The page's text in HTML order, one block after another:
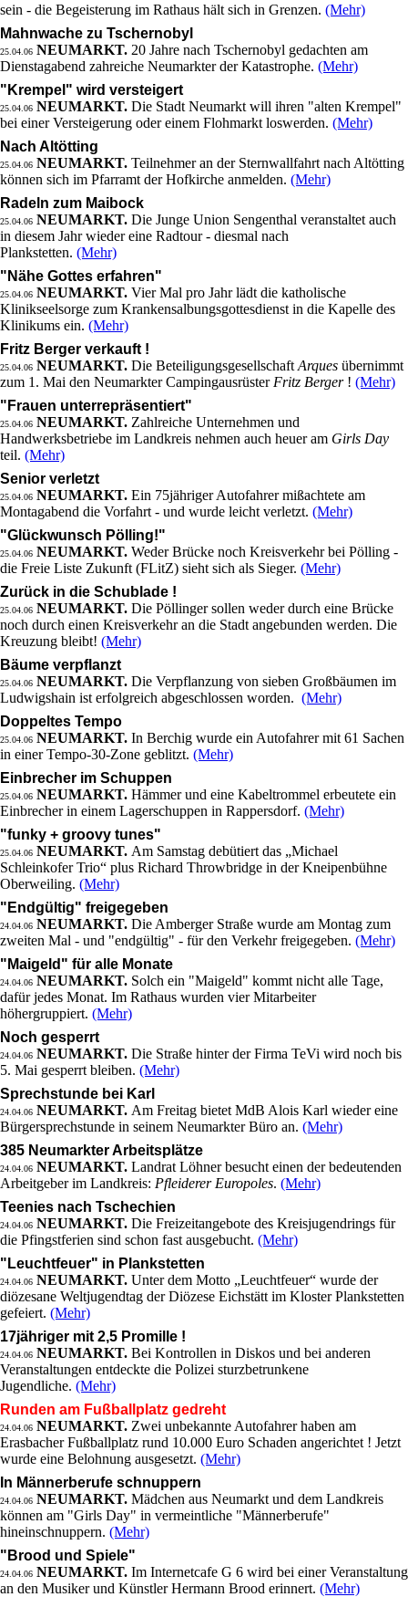
sein - die Begeisterung im Rathaus hält sich in Grenzen. (Mehr)
Mahnwache zu Tschernobyl
25.04.06 NEUMARKT. 20 Jahre nach Tschernobyl gedachten am
Dienstagabend zahreiche Neumarkter der Katastrophe. (Mehr)
"Krempel" wird versteigert
25.04.06 NEUMARKT. Die Stadt Neumarkt will ihren "alten Krempel"
bei einer Versteigerung oder einem Flohmarkt loswerden. (Mehr)
Nach Altötting
25.04.06 NEUMARKT. Teilnehmer an der Sternwallfahrt nach Altötting
können sich im Pfarramt der Hofkirche anmelden. (Mehr)
Radeln zum Maibock
25.04.06 NEUMARKT. Die Junge Union Sengenthal veranstaltet auch
in diesem Jahr wieder eine Radtour - diesmal nach
Plankstetten. (Mehr)
"Nähe Gottes erfahren"
25.04.06 NEUMARKT. Vier Mal pro Jahr lädt die katholische
Klinikseelsorge zum Krankensalbungsgottesdienst in die Kapelle des
Klinikums ein. (Mehr)
Fritz Berger verkauft !
25.04.06 NEUMARKT. Die Beteiligungsgesellschaft Arques übernimmt
zum 1. Mai den Neumarkter Campingausrüster Fritz Berger! (Mehr)
"Frauen unterrepräsentiert"
25.04.06 NEUMARKT. Zahlreiche Unternehmen und
Handwerksbetriebe im Landkreis nehmen auch heuer am Girls Day
teil. (Mehr)
Senior verletzt
25.04.06 NEUMARKT. Ein 75jähriger Autofahrer mißachtete am
Montagabend die Vorfahrt - und wurde leicht verletzt. (Mehr)
"Glückwunsch Pölling!"
25.04.06 NEUMARKT. Weder Brücke noch Kreisverkehr bei Pölling -
die Freie Liste Zukunft (FLitZ) sieht sich als Sieger. (Mehr)
Zurück in die Schublade !
25.04.06 NEUMARKT. Die Pöllinger sollen weder durch eine Brücke
noch durch einen Kreisverkehr an die Stadt angebunden werden. Die
Kreuzung bleibt! (Mehr)
Bäume verpflanzt
25.04.06 NEUMARKT. Die Verpflanzung von sieben Großbäumen im
Ludwigshain ist erfolgreich abgeschlossen worden. (Mehr)
Doppeltes Tempo
25.04.06 NEUMARKT. In Berchig wurde ein Autofahrer mit 61 Sachen
in einer Tempo-30-Zone geblitzt. (Mehr)
Einbrecher im Schuppen
25.04.06 NEUMARKT. Hämmer und eine Kabeltrommel erbeutete ein
Einbrecher in einem Lagerschuppen in Rappersdorf. (Mehr)
"funky + groovy tunes"
25.04.06 NEUMARKT. Am Samstag debütiert das „Michael
Schleinkofer Trio“ plus Richard Throwbridge in der Kneipenbühne
Oberweiling. (Mehr)
"Endgültig" freigegeben
24.04.06 NEUMARKT. Die Amberger Straße wurde am Montag zum
zweiten Mal - und "endgültig" - für den Verkehr freigegeben. (Mehr)
"Maigeld" für alle Monate
24.04.06 NEUMARKT. Solch ein "Maigeld" kommt nicht alle Tage,
dafür jedes Monat. Im Rathaus wurden vier Mitarbeiter
höhergruppiert. (Mehr)
Noch gesperrt
24.04.06 NEUMARKT. Die Straße hinter der Firma TeVi wird noch bis
5. Mai gesperrt bleiben. (Mehr)
Sprechstunde bei Karl
24.04.06 NEUMARKT. Am Freitag bietet MdB Alois Karl wieder eine
Bürgersprechstunde in seinem Neumarkter Büro an. (Mehr)
385 Neumarkter Arbeitsplätze
24.04.06 NEUMARKT. Landrat Löhner besucht einen der bedeutenden
Arbeitgeber im Landkreis: Pfleiderer Europoles. (Mehr)
Teenies nach Tschechien
24.04.06 NEUMARKT. Die Freizeitangebote des Kreisjugendrings für
die Pfingstferien sind schon fast ausgebucht. (Mehr)
"Leuchtfeuer" in Plankstetten
24.04.06 NEUMARKT. Unter dem Motto „Leuchtfeuer“ wurde der
diözesane Weltjugendtag der Diözese Eichstätt im Kloster Plankstetten
gefeiert. (Mehr)
17jähriger mit 2,5 Promille !
24.04.06 NEUMARKT. Bei Kontrollen in Diskos und bei anderen
Veranstaltungen entdeckte die Polizei sturzbetrunkene
Jugendliche. (Mehr)
Runden am Fußballplatz gedreht
24.04.06 NEUMARKT. Zwei unbekannte Autofahrer haben am
Erasbacher Fußballplatz rund 10.000 Euro Schaden angerichtet ! Jetzt
wurde eine Belohnung ausgesetzt. (Mehr)
In Männerberufe schnuppern
24.04.06 NEUMARKT. Mädchen aus Neumarkt und dem Landkreis
können am "Girls Day" in vermeintliche "Männerberufe"
hineinschnuppern. (Mehr)
"Brood und Spiele"
24.04.06 NEUMARKT. Im Internetcafe G 6 wird bei einer Veranstaltung
an den Musiker und Künstler Hermann Brood erinnert. (Mehr)